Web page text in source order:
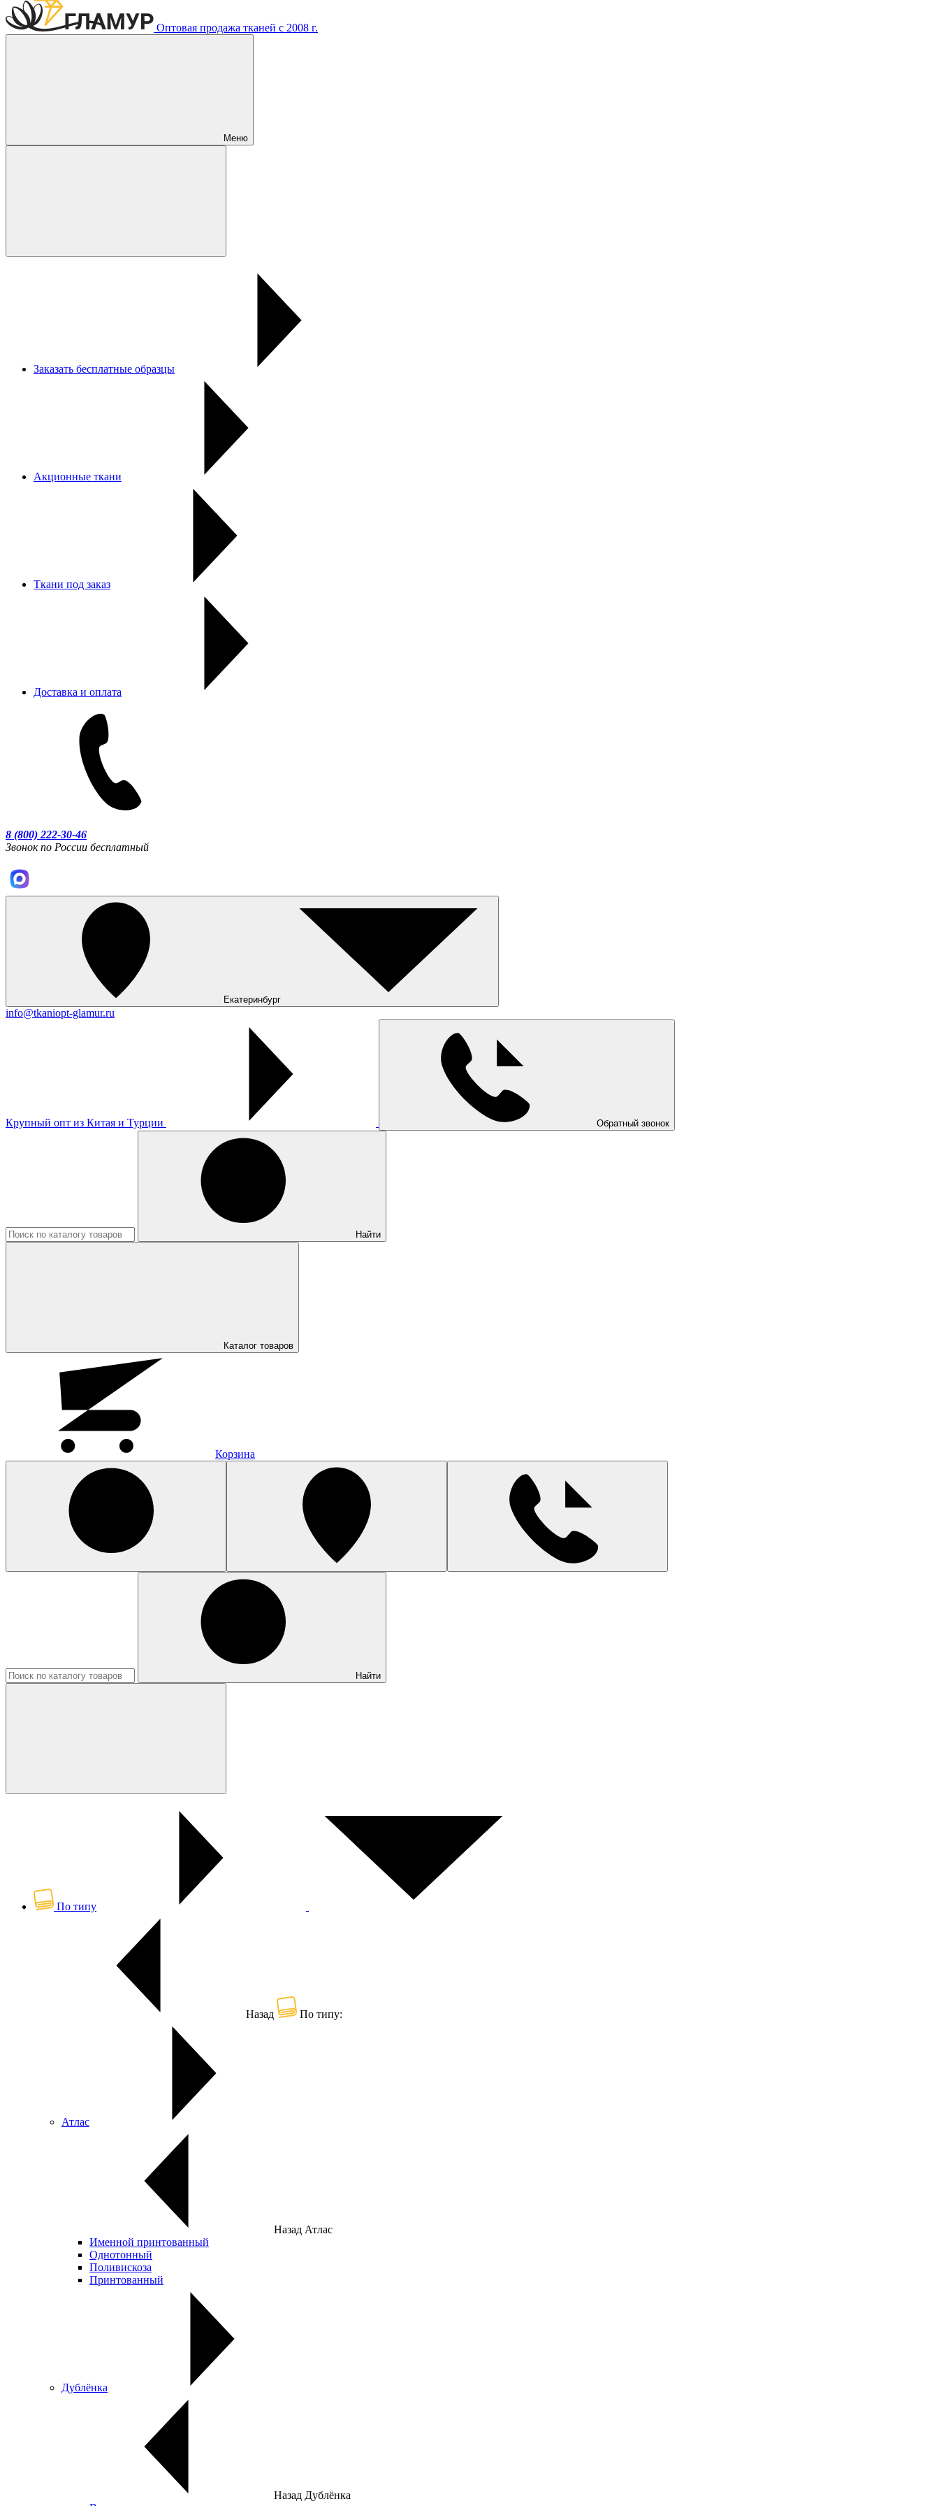
Оптовая продажа тканей с 2008 г.
Меню
Заказать бесплатные образцы
Акционные ткани
Ткани под заказ
Доставка и оплата
8 (800) 222-30-46
Звонок по России бесплатный
Екатеринбург
info@tkaniopt-glamur.ru
Крупный опт из Китая и Турции Обратный звонок
Найти
Каталог товаров
Корзина
Найти
По типу
Назад По типу:
Атлас
Назад Атлас
Именной принтованный
Однотонный
Поливискоза
Принтованный
Дублёнка
Назад Дублёнка